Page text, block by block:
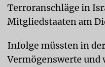
Terroranschläge in
Mitgliedstaaten am
Infolge müssten in
Vermögenswerte